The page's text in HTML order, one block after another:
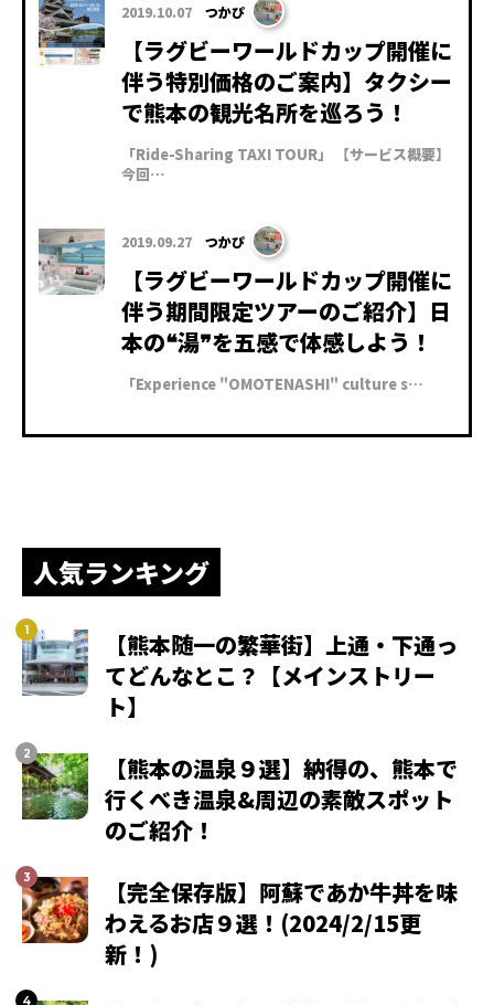
2019.10.07 つかぴ
【ラグビーワールドカップ開催に
伴う特別価格のご案内】タクシー
で熊本の観光名所を巡ろう！
「Ride-Sharing TAXI TOUR」 【サービス概要】
今回…
2019.09.27 つかぴ
【ラグビーワールドカップ開催に
伴う期間限定ツアーのご紹介】日
本の❝湯❞を五感で体感しよう！
「Experience "OMOTENASHI" culture s…
人気ランキング
【熊本随一の繁華街】上通・下通っ
てどんなとこ？【メインストリー
ト】
【熊本の温泉９選】納得の、熊本で
行くべき温泉&周辺の素敵スポット
のご紹介！
【完全保存版】阿蘇であか牛丼を味
わえるお店９選！(2024/2/15更
新！)